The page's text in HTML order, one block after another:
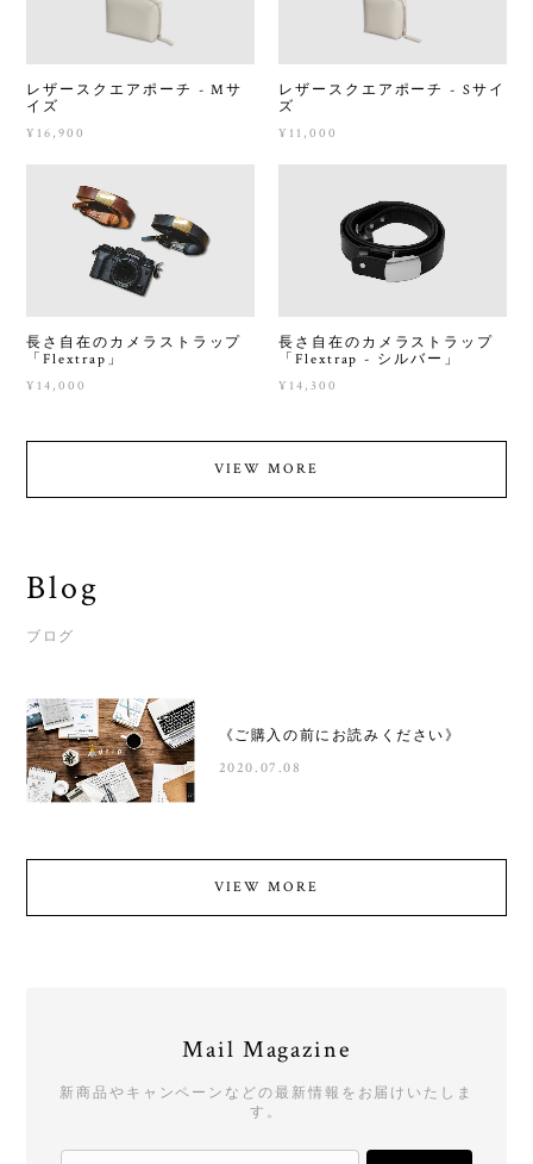
レザースクエアポーチ - Mサ
イズ
¥16,900
レザースクエアポーチ - Sサイ
ズ
¥11,000
長さ自在のカメラストラップ
「Flextrap」
¥14,000
長さ自在のカメラストラップ
「Flextrap - シルバー」
¥14,300
VIEW MORE
Blog
ブログ
《ご購入の前にお読みください》
2020.07.08
VIEW MORE
Mail Magazine
新商品やキャンペーンなどの最新情報をお届けいたしま
す。